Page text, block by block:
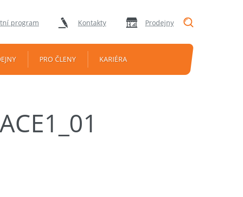
program Kontakty Prodejny
PRO ČLENY KARIÉRA